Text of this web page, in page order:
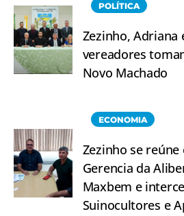
POLÍTICA
Zezinho, Adriana
vereadores
Novo Machado
ECONOMIA
Zezinho se reúne
Gerencia da
Maxbem e
Suinocultores e